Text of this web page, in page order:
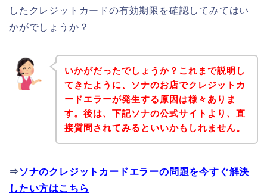
したクレジットカードの有効期限を確認してみてはい
かがでしょうか？
いかがだったでしょうか？これまで説明し
てきたように、ソナのお店でクレジットカ
ードエラーが発生する原因は様々ありま
す。後は、下記ソナの公式サイトより、直
接質問されてみるといいかもしれません。
⇒ ソナのクレジットカードエラーの問題を今すぐ解決
したい方はこちら